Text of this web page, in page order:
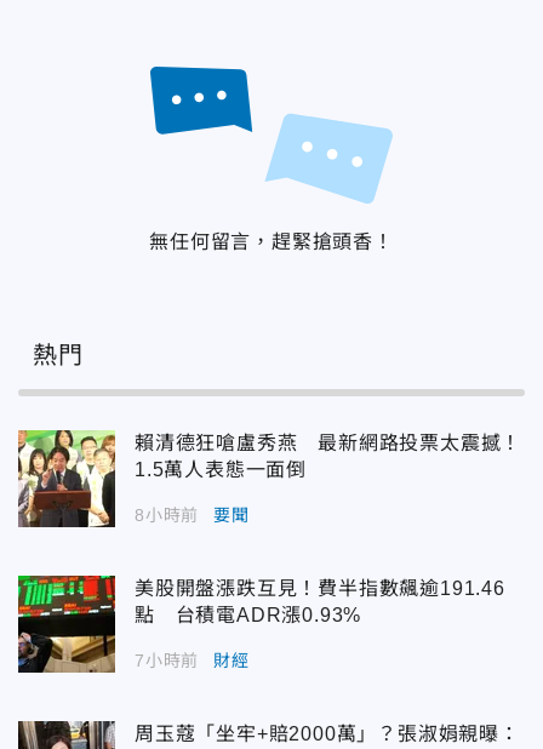
無任何留言，趕緊搶頭香！
熱門
賴清德狂嗆盧秀燕 最新網路投票太震撼！
1.5萬人表態一面倒
8小時前 要聞
美股開盤漲跌互見！費半指數飆逾191.46
點 台積電ADR漲0.93%
7小時前 財經
周玉蔻「坐牢+賠2000萬」？張淑娟親曝：